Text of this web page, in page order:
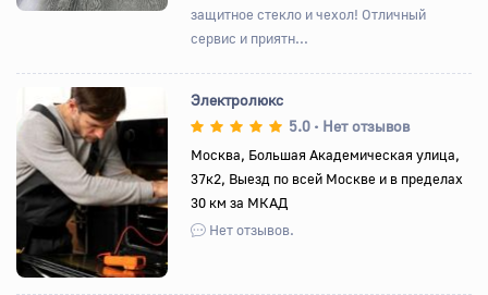
защитное стекло и чехол! Отличный
сервис и приятн...
Назад Вперед
Электролюкс
5.0 • Нет отзывов
Москва, Большая Академическая улица,
37к2, Выезд по всей Москве и в пределах
30 км за МКАД
Нет отзывов.